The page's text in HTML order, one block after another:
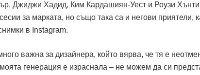
Джиджи Хадид, Ким Кардашиян-Уест и Роузи
за марката, но също така са и негови приятели,
в Instagram.
важна за дизайнера, който вярва, че тя е
генерация е израснала – не можем да си